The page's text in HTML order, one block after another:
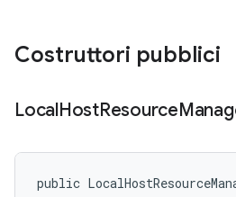
Costruttori pubblici
LocalHostResource
public